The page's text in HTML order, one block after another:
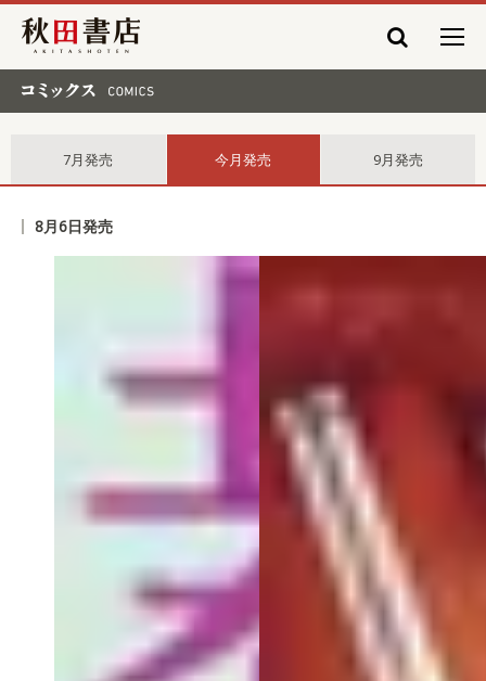
秋田書店
7月発売 今月発売 9月発売
8月6日発売